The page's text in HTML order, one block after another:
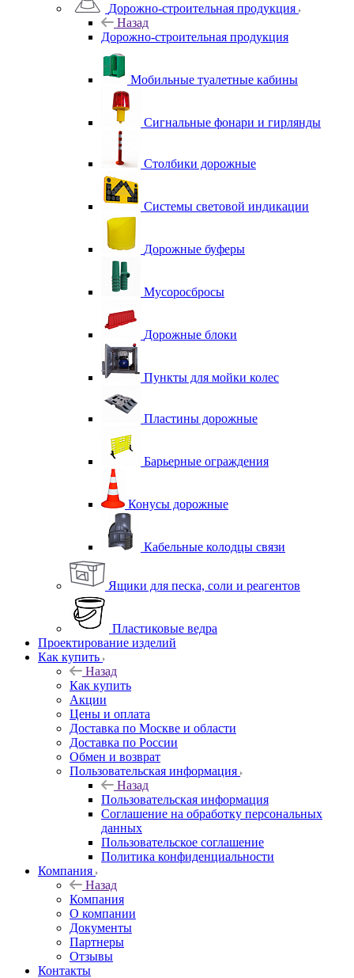
Дорожно-строительная продукция
Назад
Дорожно-строительная продукция
Мобильные туалетные кабины
Сигнальные фонари и гирлянды
Столбики дорожные
Системы световой индикации
Дорожные буферы
Мусоросбросы
Дорожные блоки
Пункты для мойки колес
Пластины дорожные
Барьерные ограждения
Конусы дорожные
Кабельные колодцы связи
Ящики для песка, соли и реагентов
Пластиковые ведра
Проектирование изделий
Как купить
Назад
Как купить
Акции
Цены и оплата
Доставка по Москве и области
Доставка по России
Обмен и возврат
Пользовательская информация
Назад
Пользовательская информация
Соглашение на обработку персональных
данных
Пользовательское соглашение
Политика конфиденциальности
Компания
Назад
Компания
О компании
Документы
Партнеры
Отзывы
Контакты